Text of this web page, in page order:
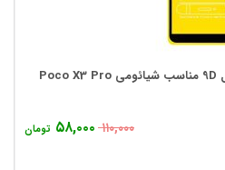
محافظ صفحه نمایش گلس مدل 9D مناسب شیائومی Poco X3 Pro
۱۱۰,۰۰۰ ۵۸,۰۰۰ تومان